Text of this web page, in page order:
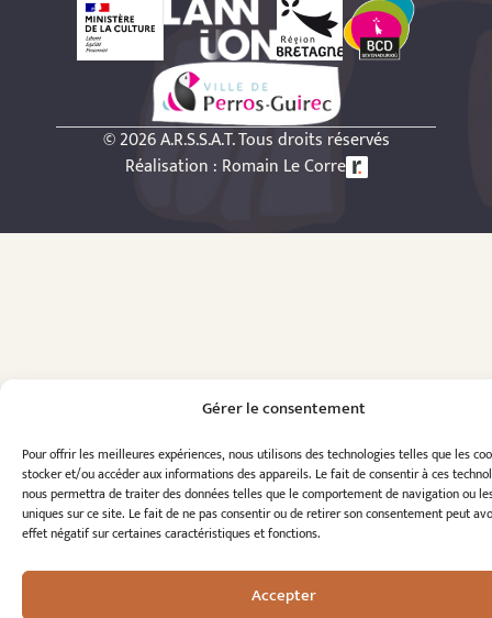
Gérer le consentement
Pour offrir les meilleures expériences, nous utilisons des technologies telles que les
stocker et/ou accéder aux informations des appareils. Le fait de consentir à ces
nous permettra de traiter des données telles que le comportement de navigation ou
uniques sur ce site. Le fait de ne pas consentir ou de retirer son consentement peut
effet négatif sur certaines caractéristiques et fonctions.
Accepter
© 2026 A.R.S.S.A.T. Tous droits réservés
Réalisation : Romain Le Corre